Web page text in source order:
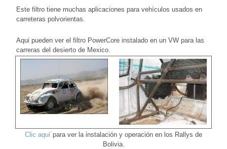
Este filtro tiene muchas aplicaciones para vehículos usados en
carreteras polvorientas.
Aqui pueden ver el filtro PowerCore instalado en un VW para las
carreras del desierto de Mexico.
Clic aquí para ver la instalación y operación en los Rallys de
Bolivia.